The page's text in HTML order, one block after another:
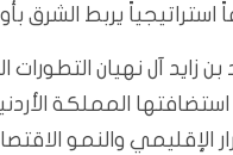
يربط الشرق
آل نهيان التطورات
والنتائج الإيجابية من (قمة بغداد 2)، التي
والنمو